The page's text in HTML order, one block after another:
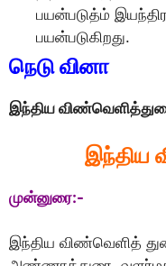
பயன்படுத்ம்
பயன்படுகிறது.
நெடு வினா
இந்திய
இந்திய
முன்னுரை:-
இந்திய விண்வெளித்